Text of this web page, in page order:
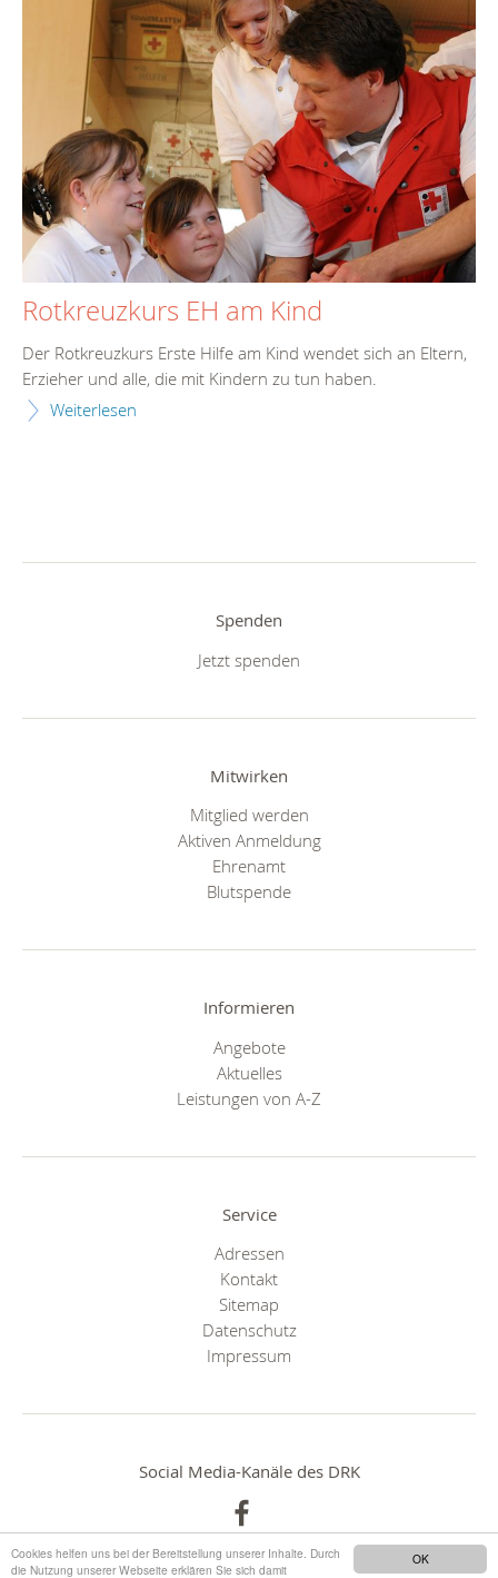
OK
Cookies helfen uns bei der Bereitstellung unserer Inhalte. Durch
die Nutzung unserer Webseite erklären Sie sich damit
Rotkreuzkurs EH am Kind
Der Rotkreuzkurs Erste Hilfe am Kind wendet sich an Eltern,
Erzieher und alle, die mit Kindern zu tun haben.
Weiterlesen
Spenden
Jetzt spenden
Mitwirken
Mitglied werden
Aktiven Anmeldung
Ehrenamt
Blutspende
Informieren
Angebote
Aktuelles
Leistungen von A-Z
Service
Adressen
Kontakt
Sitemap
Datenschutz
Impressum
Social Media-Kanäle des DRK